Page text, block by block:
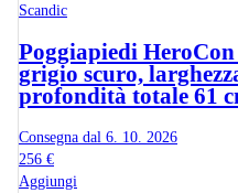
Scandic
Poggiapiedi Hero
grigio scuro,
profondità totale 61
Consegna dal 6. 10. 2026
256 €
Aggiungi